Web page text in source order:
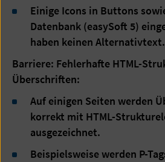
Einige Icons in Buttons
Datenbank (easySoft 5)
haben keinen Alternativtext.
Barriere: Fehlerhafte HTML-
Überschriften:
Auf einigen Seiten werden
korrekt mit HTML-
ausgezeichnet.
Beispielsweise werden P-